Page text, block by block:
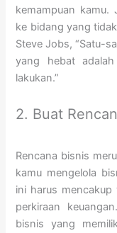
kemampuan kamu.
ke bidang yang
Steve Jobs, “Satu-
yang hebat
lakukan.”
2. Buat
Rencana bisnis
kamu mengelola
ini harus
perkiraan
bisnis yang